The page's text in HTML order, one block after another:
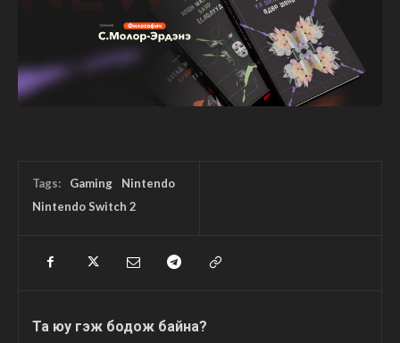
Tags: Gaming
Nintendo
Nintendo Switch 2
Та юу гэж бодож байна?